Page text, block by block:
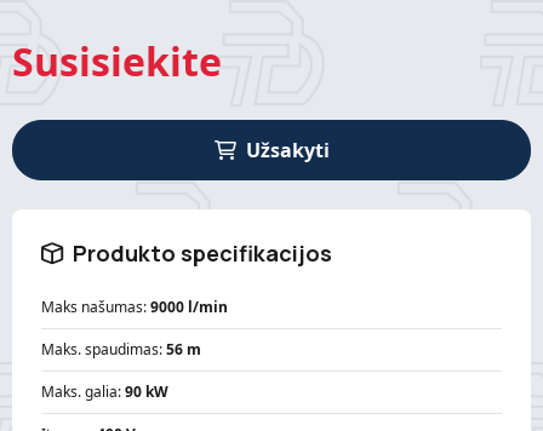
Susisiekite
Užsakyti
Produkto specifikacijos
Maks našumas:9000 l/min
Maks. spaudimas:56 m
Maks. galia:90 kW